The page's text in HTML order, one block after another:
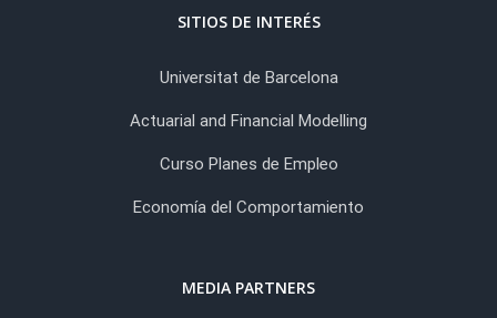
SITIOS DE INTERÉS
Universitat de Barcelona
Actuarial and Financial Modelling
Curso Planes de Empleo
Economía del Comportamiento
MEDIA PARTNERS